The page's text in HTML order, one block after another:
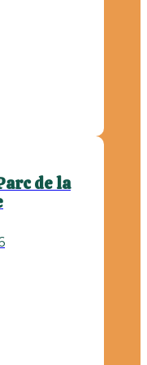
de la